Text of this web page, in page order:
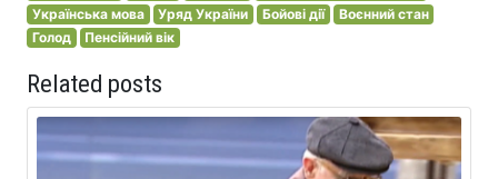
Українська мова
Уряд України Бойові дії
Воєнний стан
Голод
Пенсійний вік
Related posts